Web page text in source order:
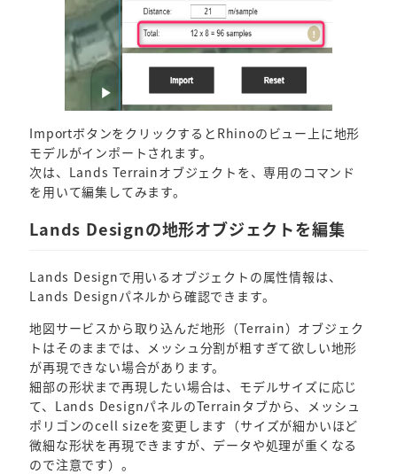
ImportボタンをクリックするとRhinoのビュー上に地形
モデルがインポートされます。
次は、Lands Terrainオブジェクトを、専用のコマンド
を用いて編集してみます。
Lands Designの地形オブジェクトを編集
Lands Designで用いるオブジェクトの属性情報は、
Lands Designパネルから確認できます。
地図サービスから取り込んだ地形（Terrain）オブジェク
トはそのままでは、メッシュ分割が粗すぎて欲しい地形
が再現できない場合があります。
細部の形状まで再現したい場合は、モデルサイズに応じ
て、Lands DesignパネルのTerrainタブから、メッシュ
ポリゴンのcell sizeを変更します（サイズが細かいほど
微細な形状を再現できますが、データや処理が重くなる
ので注意です）。